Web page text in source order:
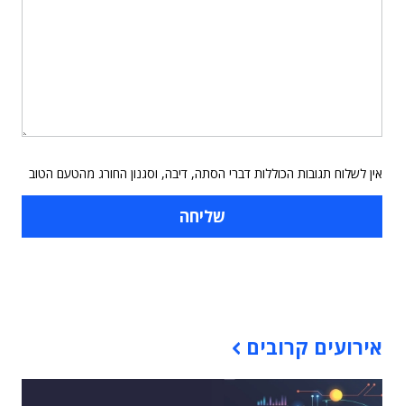
אין לשלוח תגובות הכוללות דברי הסתה, דיבה, וסגנון החורג מהטעם הטוב
אירועים קרובים